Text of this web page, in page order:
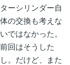
ターシリンダー自
体の交換も考えな
いではなかった。
前回はそうした
し。だけど、また